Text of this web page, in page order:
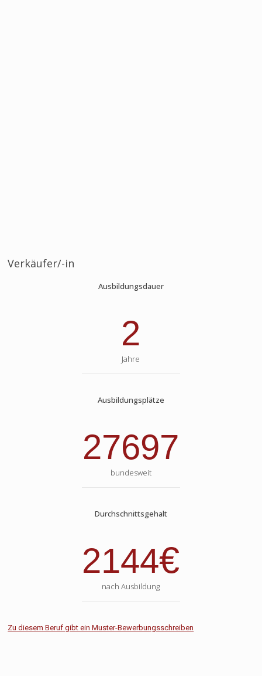
Verkäufer/-in
Ausbildungsdauer
2
Jahre
Ausbildungsplätze
27697
bundesweit
Durchschnittsgehalt
2144€
nach Ausbildung
Zu diesem Beruf gibt ein Muster-Bewerbungsschreiben